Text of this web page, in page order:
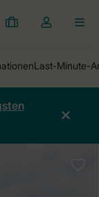
Meine
Dropdown-
öffnen